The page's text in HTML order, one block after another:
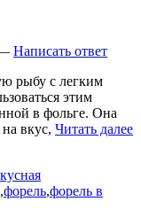
Написать ответ
рыбу с легким
этим
в фольге. Она
вкус, Читать далее
,форель,форель в